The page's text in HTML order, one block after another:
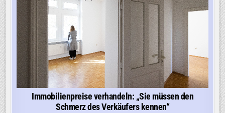
Immobilienpreise verhandeln: „Sie müssen den
Schmerz des Verkäufers kennen“